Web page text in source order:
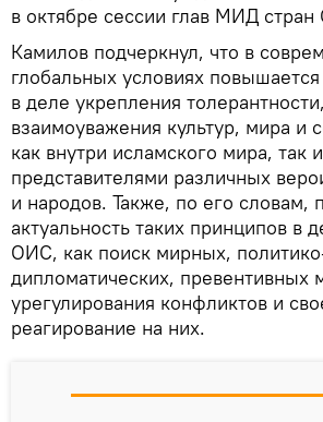
в октябре сессии глав МИД
Камилов подчеркнул, что в
глобальных условиях
в деле укрепления толерантности,
взаимоуважения культур, мира и
как внутри исламского мира, так
представителями различных
и народов. Также, по его словам,
актуальность таких принципов в
ОИС, как поиск мирных,
дипломатических, превентивных
урегулирования конфликтов и
реагирование на них.